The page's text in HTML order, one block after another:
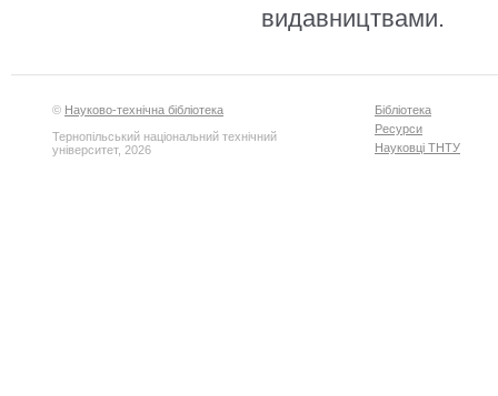
видавництвами.
© Науково-технічна бібліотека
Тернопільський національний технічний
університет, 2026
Бібліотека
Ресурси
Науковці ТНТУ